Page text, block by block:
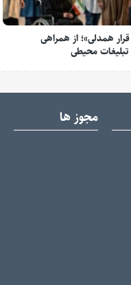
اصفهانی از پویش «۲۵ درجه؛ قرار همدلی»؛ از همراهی
تبلیغات محیطی
مجوز ها